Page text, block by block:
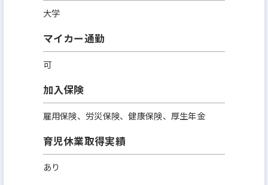
大学
マイカー通勤
可
加入保険
雇用保険、労災保険、健康保険、厚生年金
育児休業取得実績
あり